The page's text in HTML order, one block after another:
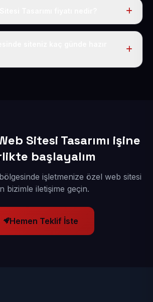
yıllık 50 USD + KDV. Bu bedele alan
Sitesi Tasarımı işine
başlayalım
işletmenize özel web sitesi
bizimle iletişime geçin.
Hemen Teklif İste